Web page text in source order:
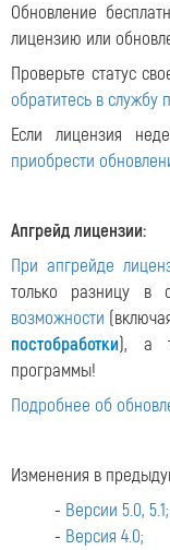
Обновление
лицензию или
Проверьте статус
обратитесь в службу
Если лицензия
приобрести
Апгрейд лицензии:
При апгрейде
только разницу в
возможности
постобработки), а
программы!
Подробнее об
Изменения в
- Версии 5.0, 5.1;
- Версия 4.0;